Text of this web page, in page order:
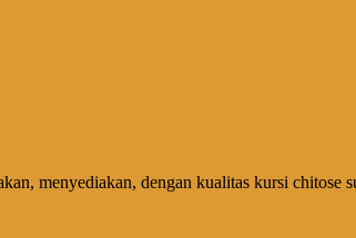
menyediakan, dengan kualitas kursi chitose